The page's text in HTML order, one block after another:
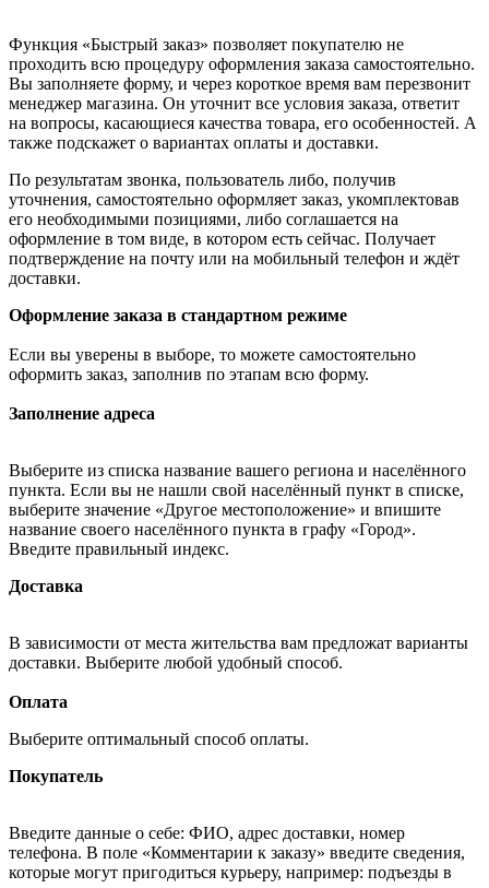
Функция «Быстрый заказ» позволяет покупателю не
проходить всю процедуру оформления заказа самостоятельно.
Вы заполняете форму, и через короткое время вам перезвонит
менеджер магазина. Он уточнит все условия заказа, ответит
на вопросы, касающиеся качества товара, его особенностей. А
также подскажет о вариантах оплаты и доставки.
По результатам звонка, пользователь либо, получив
уточнения, самостоятельно оформляет заказ, укомплектовав
его необходимыми позициями, либо соглашается на
оформление в том виде, в котором есть сейчас. Получает
подтверждение на почту или на мобильный телефон и ждёт
доставки.
Оформление заказа в стандартном режиме
Если вы уверены в выборе, то можете самостоятельно
оформить заказ, заполнив по этапам всю форму.
Заполнение адреса
Выберите из списка название вашего региона и населённого
пункта. Если вы не нашли свой населённый пункт в списке,
выберите значение «Другое местоположение» и впишите
название своего населённого пункта в графу «Город».
Введите правильный индекс.
Доставка
В зависимости от места жительства вам предложат варианты
доставки. Выберите любой удобный способ.
Оплата
Выберите оптимальный способ оплаты.
Покупатель
Введите данные о себе: ФИО, адрес доставки, номер
телефона. В поле «Комментарии к заказу» введите сведения,
которые могут пригодиться курьеру, например: подъезды в